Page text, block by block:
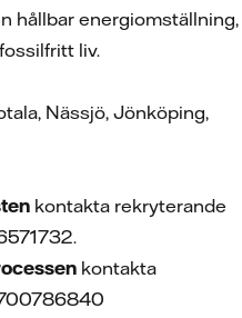
hållbar energiomställning,
liv.
Nässjö, Jönköping,
kontakta rekryterande
kontakta